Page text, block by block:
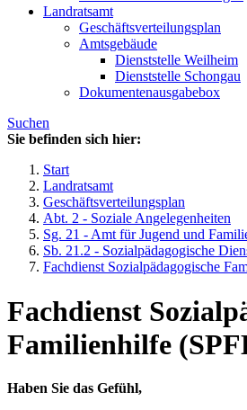
Landratsamt
Geschäftsverteilungsplan
Amtsgebäude
Dienststelle Weilheim
Dienststelle Schongau
Dokumentenausgabebox
Suchen
Sie befinden sich hier:
Start
Landratsamt
Geschäftsverteilungsplan
Abt. 2 - Soziale Angelegenheiten
Sg. 21 - Amt für Jugend und
Sb. 21.2 - Sozialpädagogische
Fachdienst Sozialpädagogische
Fachdienst
Familienhilfe
Haben Sie das Gefühl,